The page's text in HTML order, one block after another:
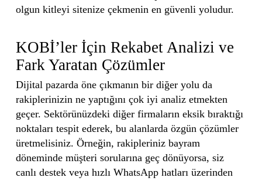
olgun kitleyi sitenize çekmenin en güvenli yoludur.
KOBİ’ler İçin Rekabet Analizi ve
Fark Yaratan Çözümler
Dijital pazarda öne çıkmanın bir diğer yolu da
rakiplerinizin ne yaptığını çok iyi analiz etmekten
geçer. Sektörünüzdeki diğer firmaların eksik bıraktığı
noktaları tespit ederek, bu alanlarda özgün çözümler
üretmelisiniz. Örneğin, rakipleriniz bayram
döneminde müşteri sorularına geç dönüyorsa, siz
canlı destek veya hızlı WhatsApp hatları üzerinden